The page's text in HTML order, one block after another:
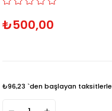
₺500,00
₺96,23 `den başlayan taksitlerle